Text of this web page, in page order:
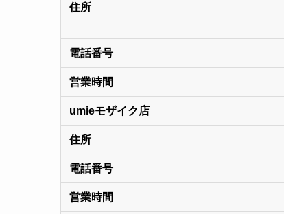
住所
電話番号
営業時間
umieモザイク店
住所
電話番号
営業時間